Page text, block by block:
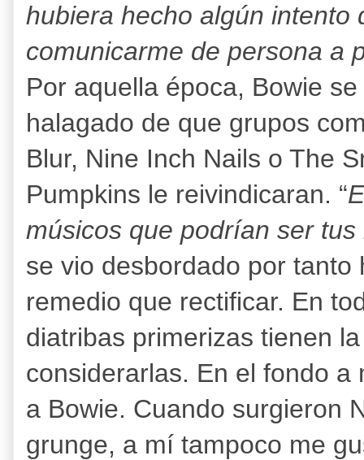
hubiera hecho algún intento
comunicarme de persona a
Por aquella época, Bowie
halagado de que grupos
Blur, Nine Inch Nails o The
Pumpkins le reivindicaran. “
músicos que podrían ser tus
se vio desbordado por tanto
remedio que rectificar. En
diatribas primerizas tienen
considerarlas. En el fondo
a Bowie. Cuando surgieron
grunge, a mí tampoco me